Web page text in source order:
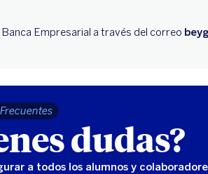
Empresarial a través del correo
dudas?
a todos los alumnos y